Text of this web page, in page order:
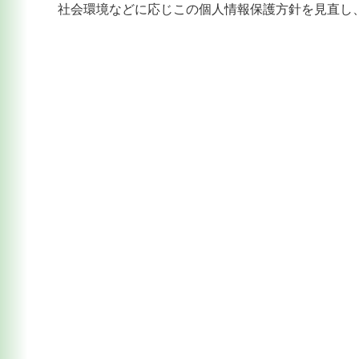
社会環境などに応じこの個人情報保護方針を見直し